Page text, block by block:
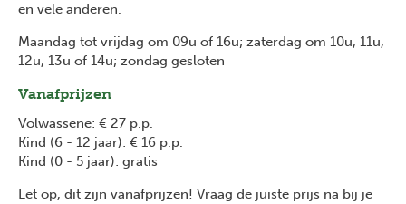
en vele anderen.
Maandag tot vrijdag om 09u of 16u; zaterdag om 10u, 11u,
12u, 13u of 14u; zondag gesloten
Vanafprijzen
Volwassene: € 27 p.p.
Kind (6 - 12 jaar): € 16 p.p.
Kind (0 - 5 jaar): gratis
Let op, dit zijn vanafprijzen! Vraag de juiste prijs na bij je